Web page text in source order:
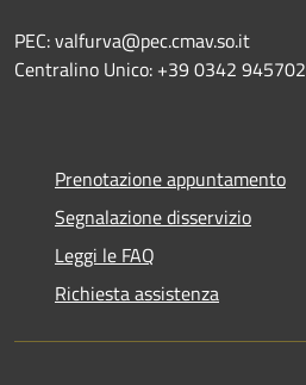
PEC: valfurva@pec.cmav.so.it
Centralino Unico: +39 0342 945702
Prenotazione appuntamento
Segnalazione disservizio
Leggi le FAQ
Richiesta assistenza